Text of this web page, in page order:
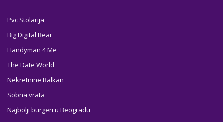
Pvc Stolarija
Big Digital Bear
Handyman 4 Me
The Date World
Nekretnine Balkan
Sobna vrata
Najbolji burgeri u Beogradu